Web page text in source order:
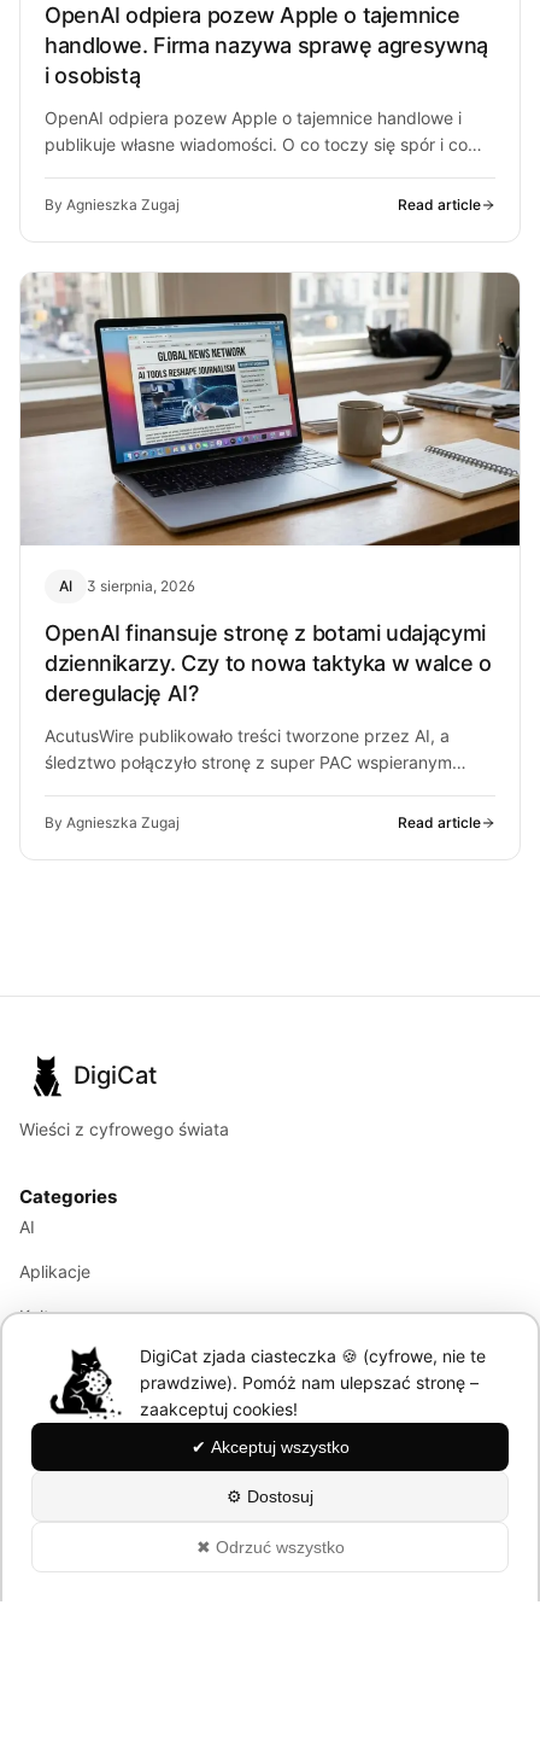
OpenAI odpiera pozew Apple o tajemnice
handlowe. Firma nazywa sprawę agresywną
i osobistą
OpenAI odpiera pozew Apple o tajemnice handlowe i
publikuje własne wiadomości. O co toczy się spór i co
By Agnieszka Zugaj Read article
AI 3 sierpnia, 2026
OpenAI finansuje stronę z botami udającymi
dziennikarzy. Czy to nowa taktyka w walce o
deregulację AI?
AcutusWire publikowało treści tworzone przez AI, a
śledztwo połączyło stronę z super PAC wspieranym
By Agnieszka Zugaj Read article
DigiCat
Wieści z cyfrowego świata
Categories
AI
Aplikacje
Kultura
Marketing
Modele językowe
About
Polityka Prywatności
DigiCat zjada ciasteczka 🍪 (cyfrowe, nie te
prawdziwe). Pomóż nam ulepszać stronę –
zaakceptuj cookies!
✔ Akceptuj wszystko
⚙ Dostosuj
✖ Odrzuć wszystko